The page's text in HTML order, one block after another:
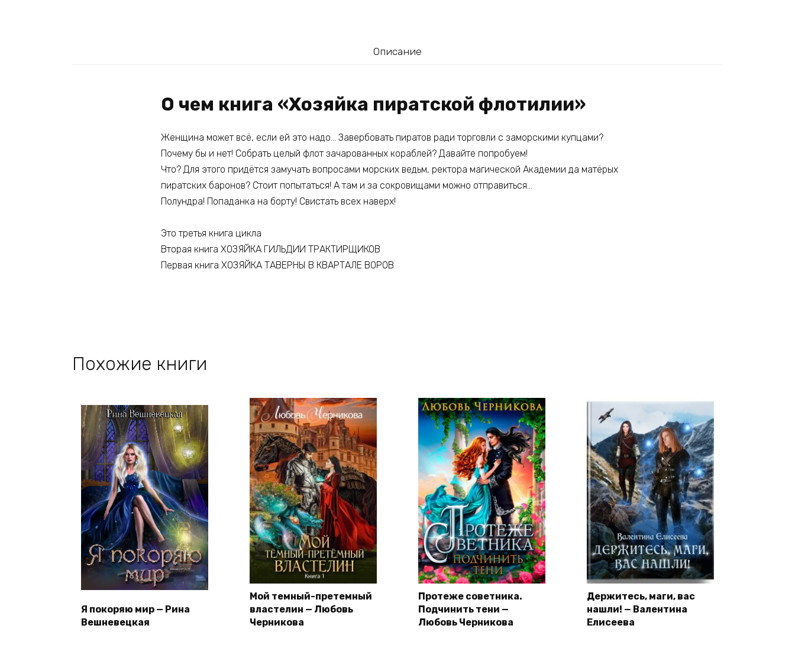
Описание
О чем книга «Хозяйка пиратской флотилии»
Женщина может всё, если ей это надо… Завербовать пиратов ради торговли с заморскими купцами?
Почему бы и нет! Собрать целый флот зачарованных кораблей? Давайте попробуем!
Что? Для этого придётся замучать вопросами морских ведьм, ректора магической Академии да матёрых
пиратских баронов? Стоит попытаться! А там и за сокровищами можно отправиться…
Полундра! Попаданка на борту! Свистать всех наверх!
Это третья книга цикла
Вторая книга ХОЗЯЙКА ГИЛЬДИИ ТРАКТИРЩИКОВ
Первая книга ХОЗЯЙКА ТАВЕРНЫ В КВАРТАЛЕ ВОРОВ
Похожие книги
Я покоряю мир — Рина
Вешневецкая
Мой темный-претемный
властелин — Любовь
Черникова
Протеже советника.
Подчинить тени —
Любовь Черникова
Держитесь, маги, вас
нашли! — Валентина
Елисеева